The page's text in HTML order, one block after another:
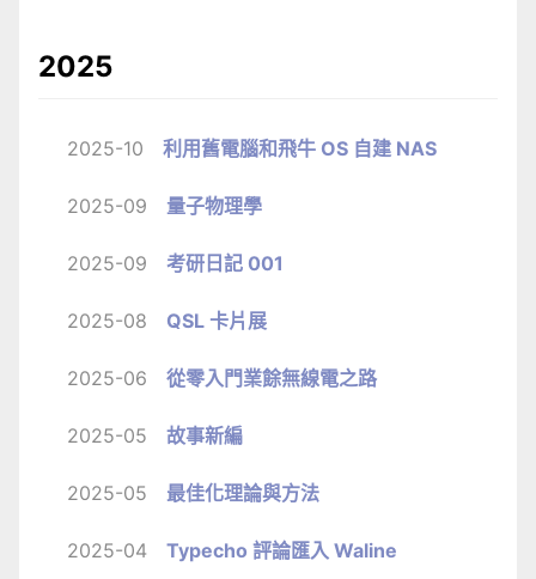
2025
2025-10 利用舊電腦和飛牛 OS 自建 NAS
2025-09 量子物理學
2025-09 考研日記 001
2025-08 QSL 卡片展
2025-06 從零入門業餘無線電之路
2025-05 故事新編
2025-05 最佳化理論與方法
2025-04 Typecho 評論匯入 Waline